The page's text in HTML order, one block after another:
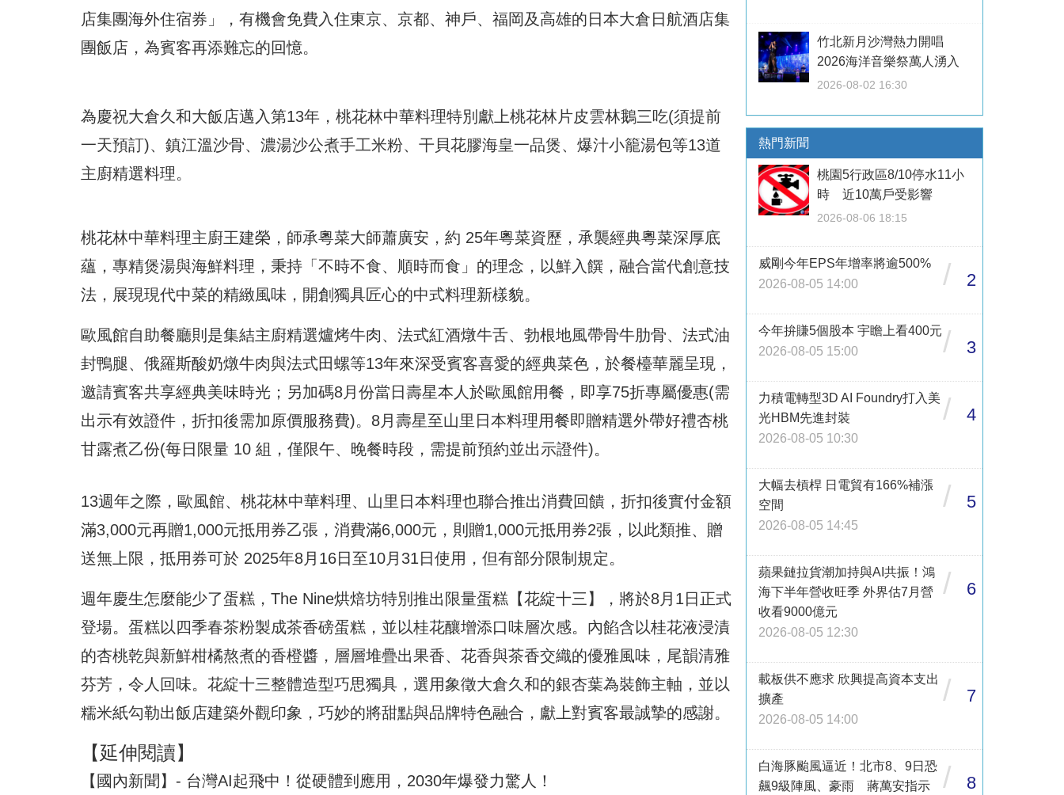
店集團海外住宿券」，有機會免費入住東京、京都、神戶、福岡及高雄的日本大倉日航酒店集
團飯店，為賓客再添難忘的回憶。
為慶祝大倉久和大飯店邁入第13年，桃花林中華料理特別獻上桃花林片皮雲林鵝三吃(須提前
一天預訂)、鎮江溫沙骨、濃湯沙公煮手工米粉、干貝花膠海皇一品煲、爆汁小籠湯包等13道
主廚精選料理。
桃花林中華料理主廚王建榮，師承粵菜大師蕭廣安，約 25年粵菜資歷，承襲經典粵菜深厚底
蘊，專精煲湯與海鮮料理，秉持「不時不食、順時而食」的理念，以鮮入饌，融合當代創意技
法，展現現代中菜的精緻風味，開創獨具匠心的中式料理新樣貌。
歐風館自助餐廳則是集結主廚精選爐烤牛肉、法式紅酒燉牛舌、勃根地風帶骨牛肋骨、法式油
封鴨腿、俄羅斯酸奶燉牛肉與法式田螺等13年來深受賓客喜愛的經典菜色，於餐檯華麗呈現，
邀請賓客共享經典美味時光；另加碼8月份當日壽星本人於歐風館用餐，即享75折專屬優惠(需
出示有效證件，折扣後需加原價服務費)。8月壽星至山里日本料理用餐即贈精選外帶好禮杏桃
甘露煮乙份(每日限量 10 組，僅限午、晚餐時段，需提前預約並出示證件)。
13週年之際，歐風館、桃花林中華料理、山里日本料理也聯合推出消費回饋，折扣後實付金額
滿3,000元再贈1,000元抵用券乙張，消費滿6,000元，則贈1,000元抵用券2張，以此類推、贈
送無上限，抵用券可於 2025年8月16日至10月31日使用，但有部分限制規定。
週年慶生怎麼能少了蛋糕，The Nine烘焙坊特別推出限量蛋糕【花綻十三】，將於8月1日正式
登場。蛋糕以四季春茶粉製成茶香磅蛋糕，並以桂花釀增添口味層次感。內餡含以桂花液浸漬
的杏桃乾與新鮮柑橘熬煮的香橙醬，層層堆疊出果香、花香與茶香交織的優雅風味，尾韻清雅
芬芳，令人回味。花綻十三整體造型巧思獨具，選用象徵大倉久和的銀杏葉為裝飾主軸，並以
糯米紙勾勒出飯店建築外觀印象，巧妙的將甜點與品牌特色融合，獻上對賓客最誠摯的感謝。
【延伸閱讀】
【國內新聞】- 台灣AI起飛中！從硬體到應用，2030年爆發力驚人！
竹北新月沙灣熱力開唱
2026海洋音樂祭萬人湧入
2026-08-02 16:30
熱門新聞
桃園5行政區8/10停水11小
時 近10萬戶受影響
2026-08-06 18:15
威剛今年EPS年增率將逾500%
2026-08-05 14:00
/ 2
今年拚賺5個股本 宇瞻上看400元
2026-08-05 15:00
/ 3
力積電轉型3D AI Foundry打入美
光HBM先進封裝
2026-08-05 10:30
/ 4
大幅去槓桿 日電貿有166%補漲
空間
2026-08-05 14:45
/ 5
蘋果鏈拉貨潮加持與AI共振！鴻
海下半年營收旺季 外界估7月營
收看9000億元
2026-08-05 12:30
/ 6
載板供不應求 欣興提高資本支出
擴產
2026-08-05 14:00
/ 7
白海豚颱風逼近！北市8、9日恐
飆9級陣風、豪雨 蔣萬安指示
/ 8